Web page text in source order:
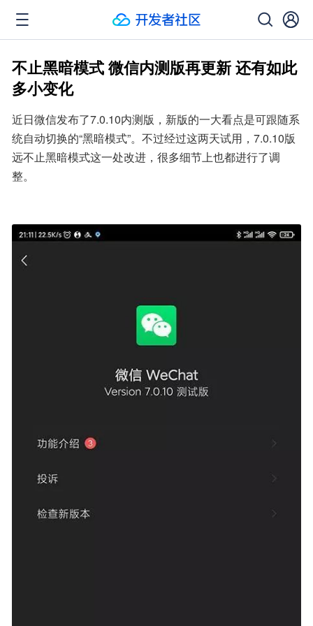
不止黑暗模式 微信内测版再更新 还有如此
多小变化
近日微信发布了7.0.10内测版，新版的一大看点是可跟随系
统自动切换的“黑暗模式”。不过经过这两天试用，7.0.10版
远不止黑暗模式这一处改进，很多细节上也都进行了调
整。